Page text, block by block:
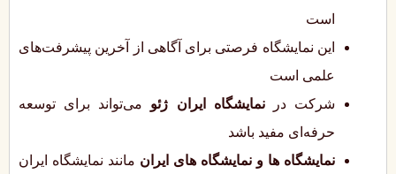
است
این نمایشگاه فرصتی برای آگاهی از آخرین پیشرفت‌های
علمی است
شرکت درنمایشگاه ایران ژئو می‌تواند برای توسعه
حرفه‌ای مفید باشد
نمایشگاه ها و نمایشگاه های ایران مانند نمایشگاه ایران